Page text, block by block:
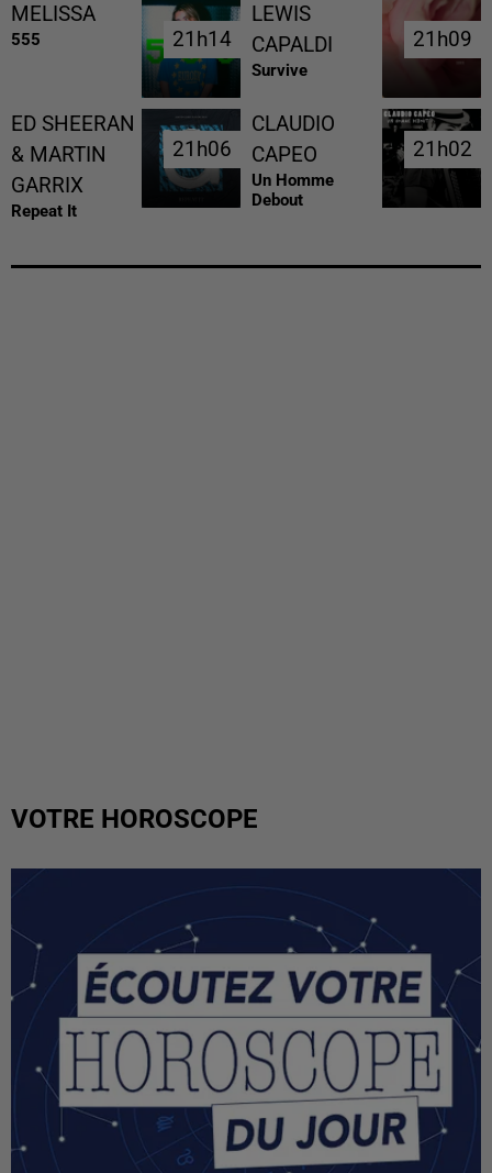
MELISSA
555 21h14
21h14
LEWIS
CAPALDI
Survive
21h09
21h09
ED SHEERAN
& MARTIN
GARRIX
Repeat It
21h06
21h06
CLAUDIO
CAPEO
Un Homme
Debout
21h02
21h02
VOTRE HOROSCOPE